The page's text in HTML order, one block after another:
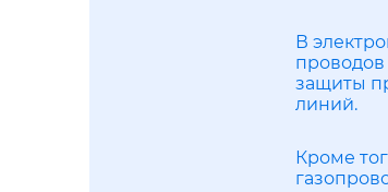
В
проводов
защиты
линий.
Кроме